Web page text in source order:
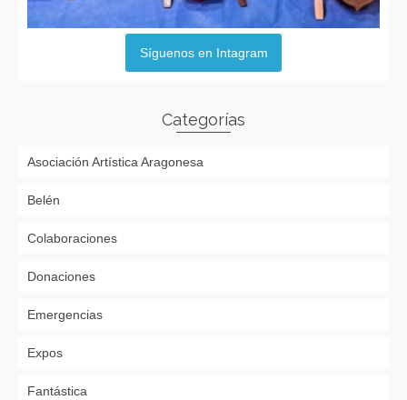
Síguenos en Intagram
Categorías
Asociación Artística Aragonesa
Belén
Colaboraciones
Donaciones
Emergencias
Expos
Fantástica